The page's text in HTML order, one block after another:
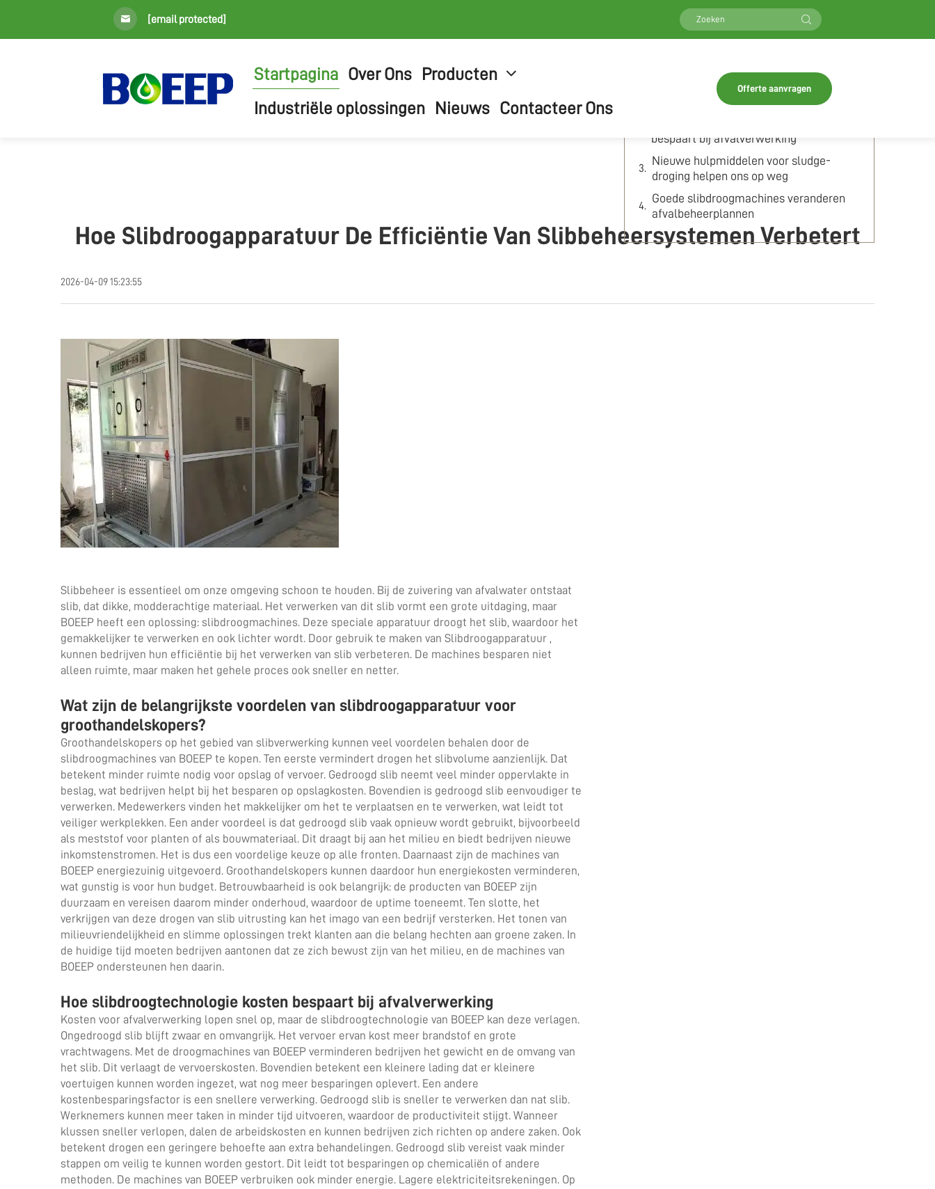
[email protected]
Startpagina Over Ons
Producten
Industriële oplossingen
Nieuws Contacteer Ons
Offerte aanvragen
Hoe Slibdroogapparatuur De Efficiëntie Van Slibbeheersystemen Verbetert
2026-04-09 15:23:55
Slibbeheer is essentieel om onze omgeving schoon te houden. Bij de zuivering van afvalwater ontstaat
slib, dat dikke, modderachtige materiaal. Het verwerken van dit slib vormt een grote uitdaging, maar
BOEEP heeft een oplossing: slibdroogmachines. Deze speciale apparatuur droogt het slib, waardoor het
gemakkelijker te verwerken en ook lichter wordt. Door gebruik te maken van Slibdroogapparatuur ,
kunnen bedrijven hun efficiëntie bij het verwerken van slib verbeteren. De machines besparen niet
alleen ruimte, maar maken het gehele proces ook sneller en netter.
Wat zijn de belangrijkste voordelen van slibdroogapparatuur voor
groothandelskopers?
Groothandelskopers op het gebied van slibverwerking kunnen veel voordelen behalen door de
slibdroogmachines van BOEEP te kopen. Ten eerste vermindert drogen het slibvolume aanzienlijk. Dat
betekent minder ruimte nodig voor opslag of vervoer. Gedroogd slib neemt veel minder oppervlakte in
beslag, wat bedrijven helpt bij het besparen op opslagkosten. Bovendien is gedroogd slib eenvoudiger te
verwerken. Medewerkers vinden het makkelijker om het te verplaatsen en te verwerken, wat leidt tot
veiliger werkplekken. Een ander voordeel is dat gedroogd slib vaak opnieuw wordt gebruikt, bijvoorbeeld
als meststof voor planten of als bouwmateriaal. Dit draagt bij aan het milieu en biedt bedrijven nieuwe
inkomstenstromen. Het is dus een voordelige keuze op alle fronten. Daarnaast zijn de machines van
BOEEP energiezuinig uitgevoerd. Groothandelskopers kunnen daardoor hun energiekosten verminderen,
wat gunstig is voor hun budget. Betrouwbaarheid is ook belangrijk: de producten van BOEEP zijn
duurzaam en vereisen daarom minder onderhoud, waardoor de uptime toeneemt. Ten slotte, het
verkrijgen van deze drogen van slib uitrusting kan het imago van een bedrijf versterken. Het tonen van
milieuvriendelijkheid en slimme oplossingen trekt klanten aan die belang hechten aan groene zaken. In
de huidige tijd moeten bedrijven aantonen dat ze zich bewust zijn van het milieu, en de machines van
BOEEP ondersteunen hen daarin.
Hoe slibdroogtechnologie kosten bespaart bij afvalverwerking
Kosten voor afvalverwerking lopen snel op, maar de slibdroogtechnologie van BOEEP kan deze verlagen.
Ongedroogd slib blijft zwaar en omvangrijk. Het vervoer ervan kost meer brandstof en grote
vrachtwagens. Met de droogmachines van BOEEP verminderen bedrijven het gewicht en de omvang van
het slib. Dit verlaagt de vervoerskosten. Bovendien betekent een kleinere lading dat er kleinere
voertuigen kunnen worden ingezet, wat nog meer besparingen oplevert. Een andere
kostenbesparingsfactor is een snellere verwerking. Gedroogd slib is sneller te verwerken dan nat slib.
Werknemers kunnen meer taken in minder tijd uitvoeren, waardoor de productiviteit stijgt. Wanneer
klussen sneller verlopen, dalen de arbeidskosten en kunnen bedrijven zich richten op andere zaken. Ook
betekent drogen een geringere behoefte aan extra behandelingen. Gedroogd slib vereist vaak minder
stappen om veilig te kunnen worden gestort. Dit leidt tot besparingen op chemicaliën of andere
methoden. De machines van BOEEP verbruiken ook minder energie. Lagere elektriciteitsrekeningen. Op
Inhoudsopgave
Wat zijn de belangrijkste voordelen van
slibdroogapparatuur voor
groothandelskopers?
bespaart bij afvalverwerking
Nieuwe hulpmiddelen voor sludge-
droging helpen ons op weg
Goede slibdroogmachines veranderen
afvalbeheerplannen